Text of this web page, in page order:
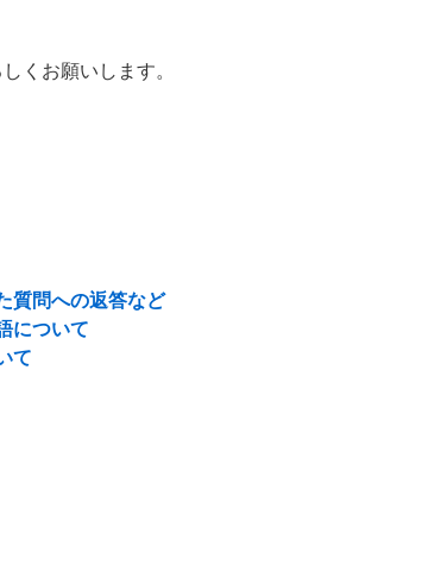
くお願いします。
質問への返答など
について
て